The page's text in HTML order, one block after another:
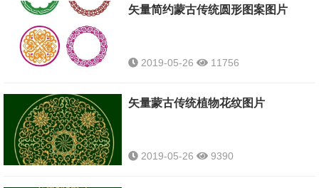
矢量简约蒙古传统圆形图案图片
2019-05-26 11756
矢量蒙古传统植物花纹图片
2019-05-26 9390